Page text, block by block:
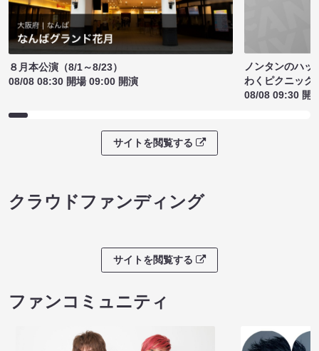
８月本公演（8/1～8/23）
08/08 08:30 開場 09:00 開演
ノンタンのハッ
わくピクニック
08/08 09:30 開
サイトを閲覧する
クラウドファンディング
サイトを閲覧する
ファンコミュニティ